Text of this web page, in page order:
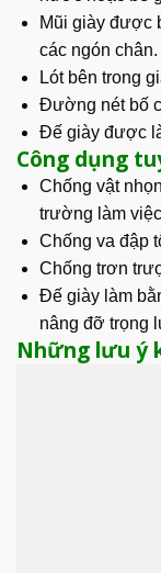
Mũi giày được
các ngón chân.
Lót bên trong
Đường nét bố
Đế giày được
Công dụng
Chống vật
trường làm
Chống va đập
Chống trơn
Đế giày làm
nâng đỡ trọng
Những lưu ý